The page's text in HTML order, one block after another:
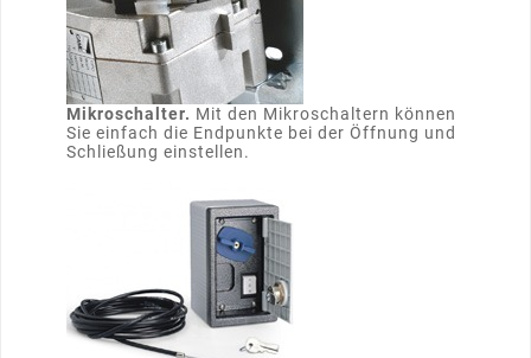
Mikroschalter. Mit den Mikroschaltern können
Sie einfach die Endpunkte bei der Öffnung und
Schließung einstellen.